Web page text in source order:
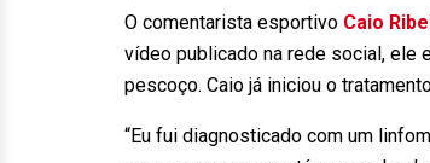
O comentarista esportivo Caio
vídeo publicado na rede social, ele
pescoço. Caio já iniciou o
“Eu fui diagnosticado com um